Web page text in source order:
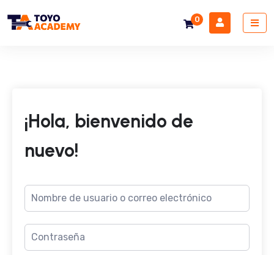
0
¡Hola, bienvenido de
nuevo!